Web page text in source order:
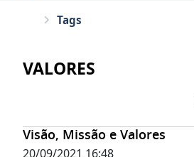
Tags
VALORES
Visão, Missão e Valores
20/09/2021 16:48